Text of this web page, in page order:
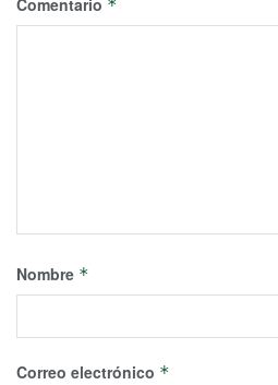
Comentario *
Nombre *
Correo electrónico *